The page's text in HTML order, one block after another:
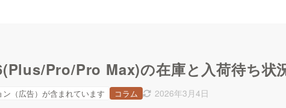
Pro/Pro Max)の在庫と入荷待ち状
（広告）が含まれています コラム 2026年3月4日